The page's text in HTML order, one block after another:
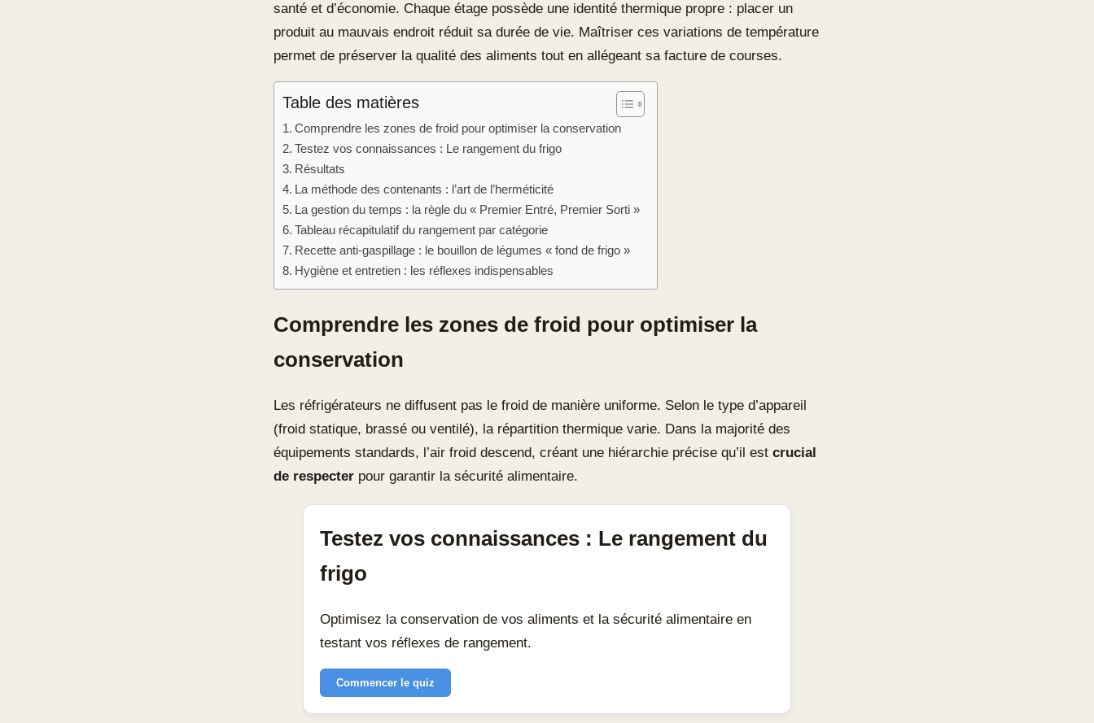
santé et d’économie. Chaque étage possède une identité thermique propre : placer un
produit au mauvais endroit réduit sa durée de vie. Maîtriser ces variations de température
permet de préserver la qualité des aliments tout en allégeant sa facture de courses.
Table des matières
Comprendre les zones de froid pour optimiser la conservation
Testez vos connaissances : Le rangement du frigo
Résultats
La méthode des contenants : l’art de l’herméticité
La gestion du temps : la règle du « Premier Entré, Premier Sorti »
Tableau récapitulatif du rangement par catégorie
Recette anti-gaspillage : le bouillon de légumes « fond de frigo »
Hygiène et entretien : les réflexes indispensables
Comprendre les zones de froid pour optimiser la
conservation
Les réfrigérateurs ne diffusent pas le froid de manière uniforme. Selon le type d’appareil
(froid statique, brassé ou ventilé), la répartition thermique varie. Dans la majorité des
équipements standards, l’air froid descend, créant une hiérarchie précise qu’il est crucial
de respecter pour garantir la sécurité alimentaire.
Testez vos connaissances : Le rangement du
frigo
Optimisez la conservation de vos aliments et la sécurité alimentaire en
testant vos réflexes de rangement.
Commencer le quiz